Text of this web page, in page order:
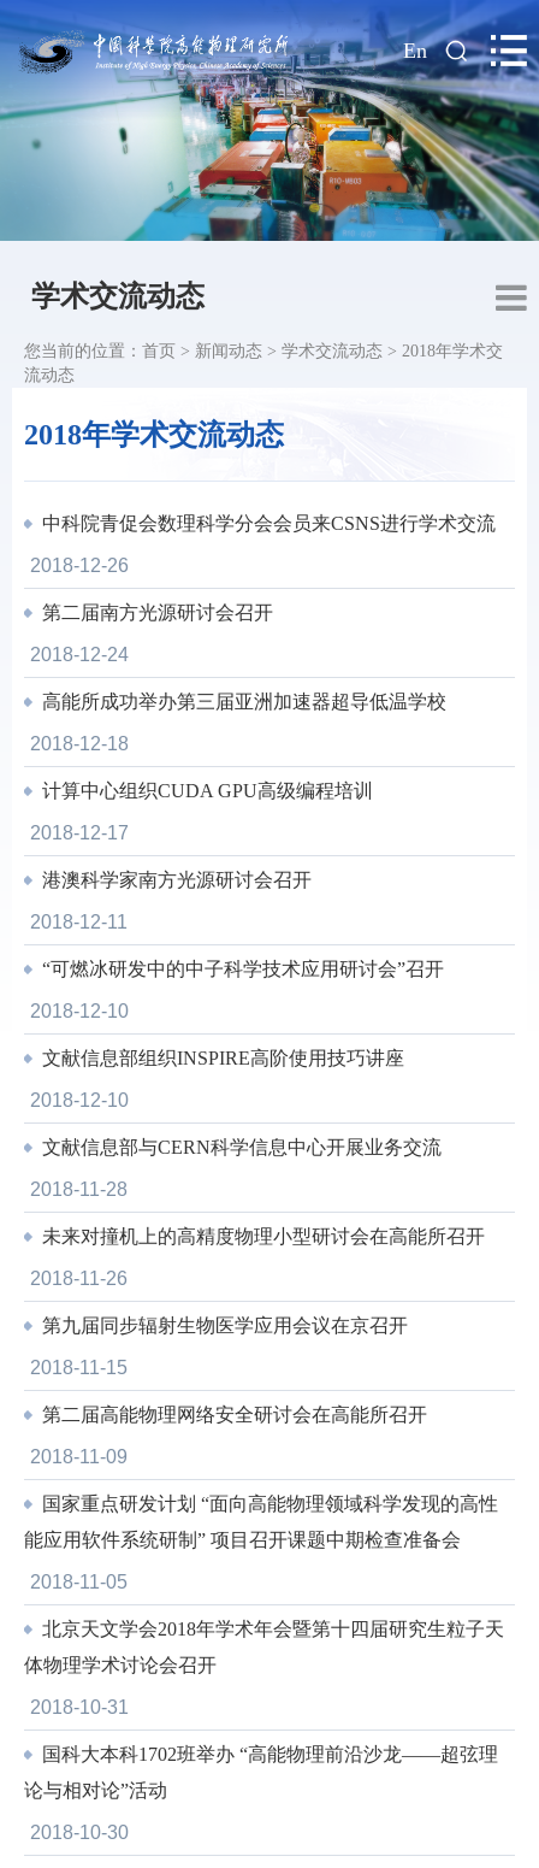
| En
学术交流动态
2018年学术交流动态
您当前的位置： 首页 > 新闻动态 > 学术交流动态 > 2018年学术交
流动态
中科院青促会数理科学分会会员来CSNS进行学术交流
2018-12-26
第二届南方光源研讨会召开
2018-12-24
高能所成功举办第三届亚洲加速器超导低温学校
2018-12-18
计算中心组织CUDA GPU高级编程培训
2018-12-17
港澳科学家南方光源研讨会召开
2018-12-11
“可燃冰研发中的中子科学技术应用研讨会”召开
2018-12-10
文献信息部组织INSPIRE高阶使用技巧讲座
2018-12-10
文献信息部与CERN科学信息中心开展业务交流
2018-11-28
未来对撞机上的高精度物理小型研讨会在高能所召开
2018-11-26
第九届同步辐射生物医学应用会议在京召开
2018-11-15
第二届高能物理网络安全研讨会在高能所召开
2018-11-09
国家重点研发计划 “面向高能物理领域科学发现的高性
能应用软件系统研制” 项目召开课题中期检查准备会
2018-11-05
北京天文学会2018年学术年会暨第十四届研究生粒子天
体物理学术讨论会召开
2018-10-31
国科大本科1702班举办 “高能物理前沿沙龙——超弦理
论与相对论”活动
2018-10-30